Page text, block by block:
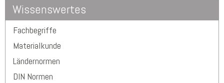
Wissenswertes
Fachbegriffe
Materialkunde
Ländernormen
DIN Normen